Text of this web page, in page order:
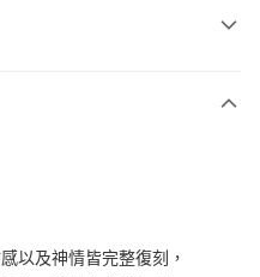
以及神情皆完整復刻，